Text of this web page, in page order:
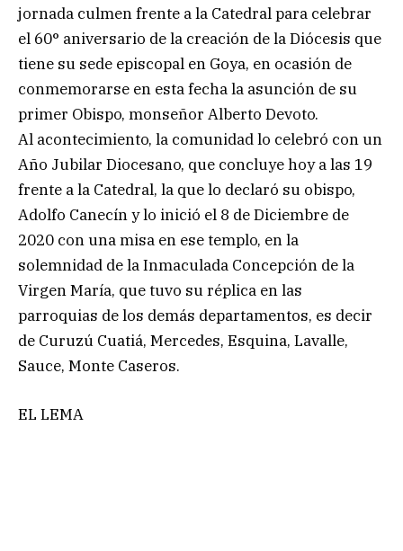
jornada culmen frente a la Catedral para celebrar
el 60° aniversario de la creación de la Diócesis que
tiene su sede episcopal en Goya, en ocasión de
conmemorarse en esta fecha la asunción de su
primer Obispo, monseñor Alberto Devoto.
Al acontecimiento, la comunidad lo celebró con un
Año Jubilar Diocesano, que concluye hoy a las 19
frente a la Catedral, la que lo declaró su obispo,
Adolfo Canecín y lo inició el 8 de Diciembre de
2020 con una misa en ese templo, en la
solemnidad de la Inmaculada Concepción de la
Virgen María, que tuvo su réplica en las
parroquias de los demás departamentos, es decir
de Curuzú Cuatiá, Mercedes, Esquina, Lavalle,
Sauce, Monte Caseros.
EL LEMA